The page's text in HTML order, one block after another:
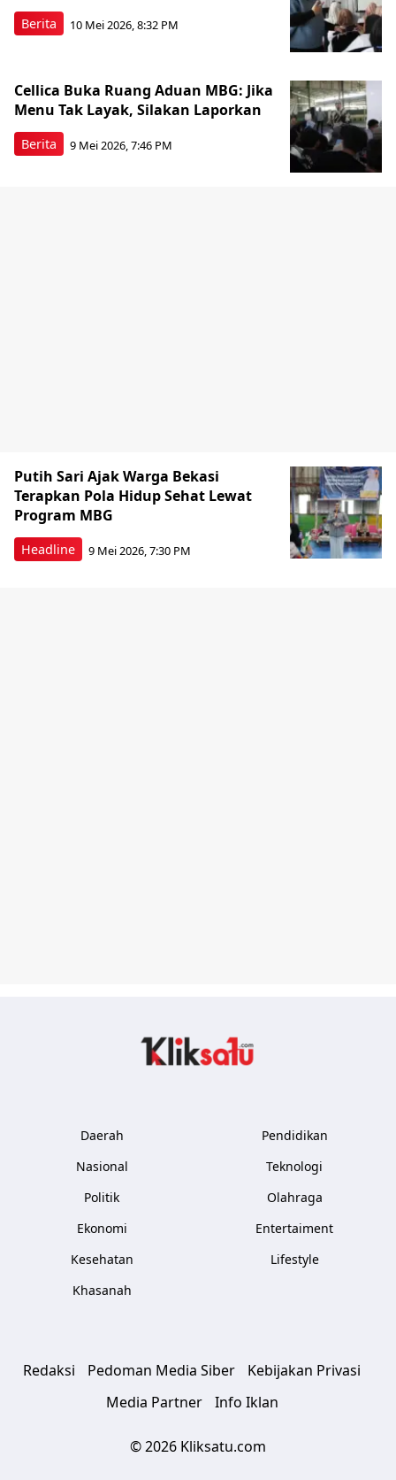
Berita 10 Mei 2026, 8:32 PM
Berita
Cellica Buka Ruang Aduan MBG: Jika
Menu Tak Layak, Silakan Laporkan
9 Mei 2026, 7:46 PM
Headline
Putih Sari Ajak Warga Bekasi
Terapkan Pola Hidup Sehat Lewat
Program MBG
9 Mei 2026, 7:30 PM
Daerah
Nasional
Politik
Ekonomi
Kesehatan
Khasanah
Pendidikan
Teknologi
Olahraga
Entertaiment
Lifestyle
Redaksi Pedoman Media Siber
Kebijakan Privasi
Media Partner
Info Iklan
© 2026 Kliksatu.com